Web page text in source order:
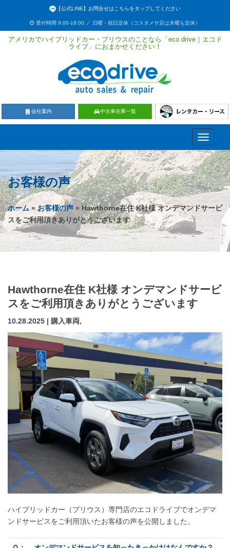
【公式LINE】お問合せはこちらをタップしてください
受付時間 9:00-18:00 ／ 日曜・祝日定休（コスタメサ店は木曜も定休）
アメリカでハイブリッドカー・プリウスのことなら「eco drive｜エコド
ライブ」におまかせください！
会社案内 中古車在庫一覧
Toggle
お客様の声
ホーム»お客様の声 » Hawthorne在住 K社様 オンデマンドサービ
スをご利用頂きありがとうございます
Hawthorne在住 K社様 オンデマンドサービ
スをご利用頂きありがとうございます
10.28.2025 | 購入車両,
ハイブリッドカー（プリウス）専門店のエコドライブでオンデマ
ンドサービスをご利用頂いたお客様の声を公開しました。